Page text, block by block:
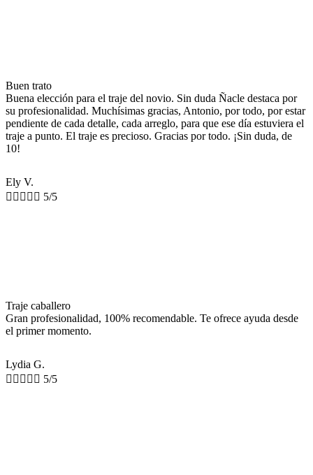
Buen trato
Buena elección para el traje del novio. Sin duda Ñacle destaca por
su profesionalidad. Muchísimas gracias, Antonio, por todo, por estar
pendiente de cada detalle, cada arreglo, para que ese día estuviera el
traje a punto. El traje es precioso. Gracias por todo. ¡Sin duda, de
10!
Ely V.
     5/5
Traje caballero
Gran profesionalidad, 100% recomendable. Te ofrece ayuda desde
el primer momento.
Lydia G.
     5/5